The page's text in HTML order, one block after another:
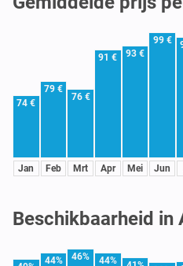
74 €
Jan
79 €
Feb
76 €
Mrt
91 €
Apr
93 €
Mei
99 €
Jun
Beschikbaarheid in
44% 46% 44%